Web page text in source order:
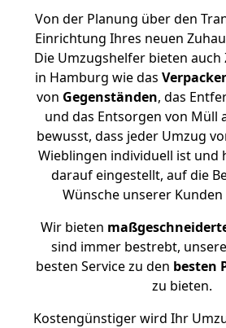
Von der Planung über den
Einrichtung Ihres neuen
Die Umzugshelfer bieten
in Hamburg wie das
von Gegenständen, das
und das Entsorgen von Müll
bewusst, dass jeder Umzug
Wieblingen individuell ist und
darauf eingestellt, auf die
Wünsche unserer
Wir bieten
sind immer bestrebt,
besten Service zu den besten
zu bieten.
Kostengünstiger wird Ihr